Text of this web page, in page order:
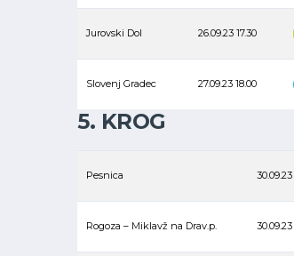
Jurovski Dol 26.09.23 17.30
Slovenj Gradec 27.09.23 18.00
5. KROG
Pesnica 30.09.23
Rogoza – Miklavž na Drav.p. 30.09.23